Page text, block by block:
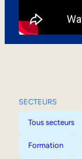
SECTEURS
Tous secteurs
Formation